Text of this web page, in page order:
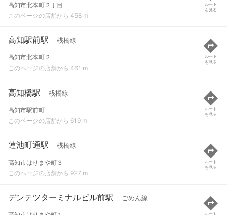
高知市北本町２丁目
このページの店舗から 458 m
ルート
を見る
高知駅前駅 桟橋線
高知市北本町２
このページの店舗から 461 m
ルート
を見る
高知橋駅 桟橋線
高知市駅前町
このページの店舗から 619 m
ルート
を見る
蓮池町通駅 桟橋線
高知市はりまや町３
このページの店舗から 927 m
ルート
を見る
デンテツターミナルビル前駅 ごめん線